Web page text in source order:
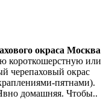
окраса Москва
короткошерстную или
черепаховый окрас
пятнами).
домашняя. Чтобы..